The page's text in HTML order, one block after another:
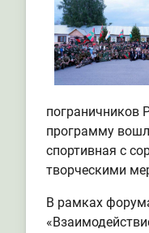
пограничников
программу
спортивная с
творческими
В рамках